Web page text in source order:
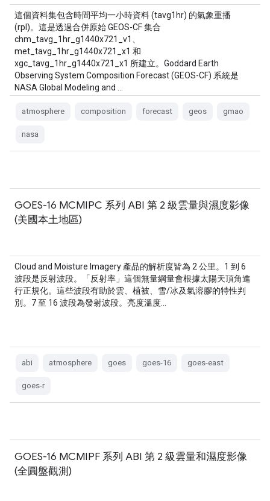
這個資料集包含時間平均一小時資料 (tavg1hr) 的氣象重播
(rpl)。這是透過合併原始 GEOS-CF 集合
chm_tavg_1hr_g1440x721_v1、
met_tavg_1hr_g1440x721_x1 和
xgc_tavg_1hr_g1440x721_x1 所建立。Goddard Earth
Observing System Composition Forecast (GEOS-CF) 系統是
NASA Global Modeling and …
atmosphere composition forecast geos gmao
nasa
GOES-16 MCMIPC 系列 ABI 第 2 級雲量與濕度影像
(美國本土地區)
Cloud and Moisture Imagery 產品的解析度皆為 2 公里。1 到 6
波段是反射波段。「反射率」這個無量綱量會根據太陽天頂角進
行正規化。這些波段有助於雲、植被、雪/冰及氣溶膠的特性判
別。7 至 16 波段為發射波段。亮度溫度…
abi atmosphere goes goes-16 goes-east
goes-r
GOES-16 MCMIPF 系列 ABI 第 2 級雲量和濕度影像
(全圓盤觀測)